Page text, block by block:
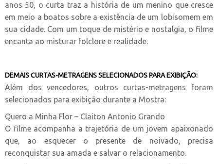
anos 50, o curta traz a história de um menino que cresce
em meio a boatos sobre a existência de um lobisomem em
sua cidade. Com um toque de mistério e nostalgia, o filme
encanta ao misturar folclore e realidade.
DEMAIS CURTAS-METRAGENS SELECIONADOS PARA EXIBIÇÃO:
Além dos vencedores, outros curtas-metragens foram
selecionados para exibição durante a Mostra:
Quero a Minha Flor – Claiton Antonio Grando
O filme acompanha a trajetória de um jovem apaixonado
que, ao esquecer o presente de noivado, precisa
reconquistar sua amada e salvar o relacionamento.